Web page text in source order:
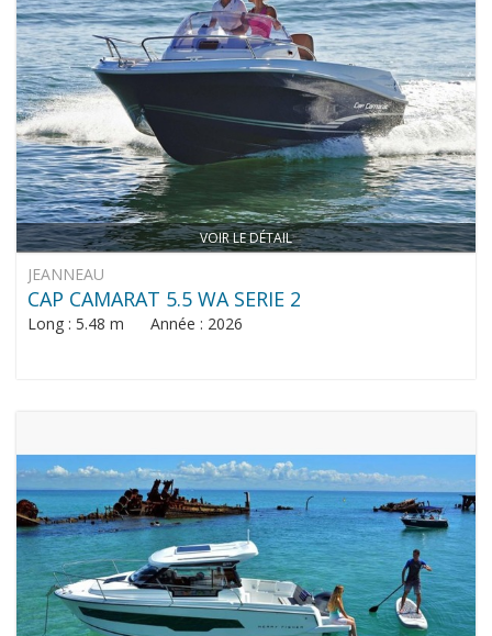
VOIR LE DÉTAIL
JEANNEAU
CAP CAMARAT 5.5 WA SERIE 2
Long : 5.48 m Année : 2026